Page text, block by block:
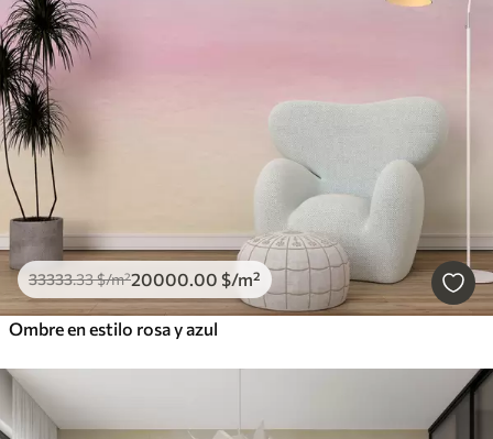
33333.33$/m²20000.00 $/m²
Ombre en estilo rosa y azul